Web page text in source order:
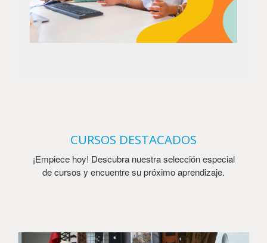
CURSOS DESTACADOS
¡Empiece hoy! Descubra nuestra selección especial
de cursos y encuentre su próximo aprendizaje.